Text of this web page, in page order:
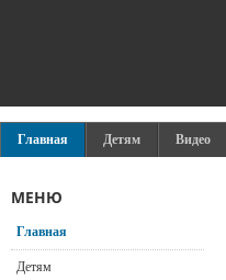
Главная Детям Видео
МЕНЮ
Главная
Детям